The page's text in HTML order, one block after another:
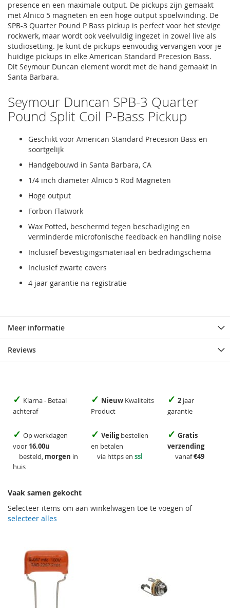
presence en een maximale output. De pickups zijn gemaakt
met Alnico 5 magneten en een hoge output spoelwinding. De
SPB-3 Quarter Pound P Bass pickup is perfect voor het stevige
rockwerk, maar wordt ook veelvuldig ingezet in zowel live als
studiosetting. Je kunt de pickups eenvoudig vervangen voor je
huidige pickups in elke American Standard Precesion Bass.
Dit Seymour Duncan element wordt met de hand gemaakt in
Santa Barbara.
Seymour Duncan SPB-3 Quarter
Pound Split Coil P-Bass Pickup
Geschikt voor American Standard Precesion Bass en
soortgelijk
Handgebouwd in Santa Barbara, CA
1/4 inch diameter Alnico 5 Rod Magneten
Hoge output
Forbon Flatwork
Wax Potted, beschermd tegen beschadiging en
verminderde microfonische feedback en handling noise
Inclusief bevestigingsmateriaal en bedradingschema
Inclusief zwarte covers
4 jaar garantie na registratie
Meer informatie
Reviews
✓ Klarna - Betaal
achteraf
✓ Nieuw Kwaliteits
Product
✓ 2 jaar
garantie
✓ Op werkdagen
voor 16.00u
besteld, morgen in
huis
✓ Veiligbestellen
en betalen
via https en ssl
✓ Gratis
verzending
vanaf€49
Vaak samen gekocht
Selecteer items om aan winkelwagen toe te voegen of
selecteer alles